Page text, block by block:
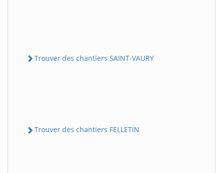
Trouver des chantiers SAINT-VAURY
Trouver des chantiers FELLETIN